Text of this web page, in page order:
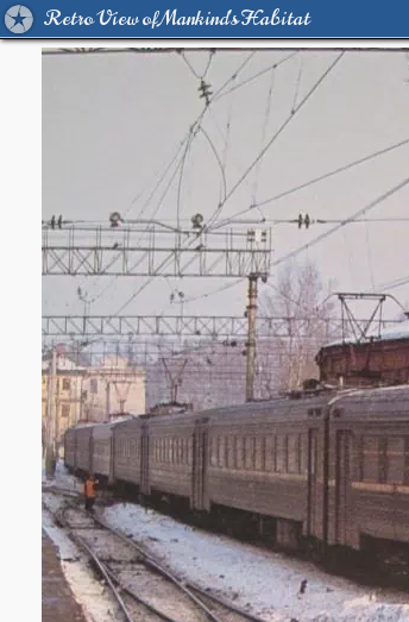
Retro View of Mankind's Habitat